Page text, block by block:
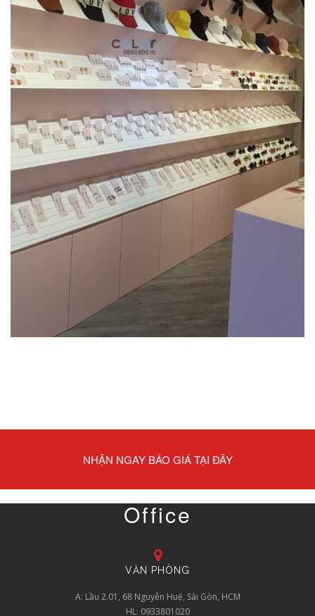
NHẬN NGAY BÁO GIÁ TẠI ĐÂY
Office
VĂN PHÒNG
A: Lầu 2.01, 68 Nguyễn Huệ, Sài Gòn, HCM
HL: 0933801020